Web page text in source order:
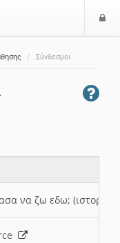
Σύνδεσμοι
να ζω εδω; (ιστορια)